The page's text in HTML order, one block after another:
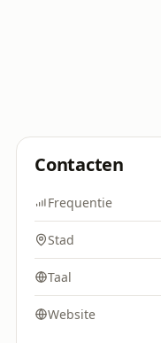
Contacten
Frequentie
Stad
Taal
Website